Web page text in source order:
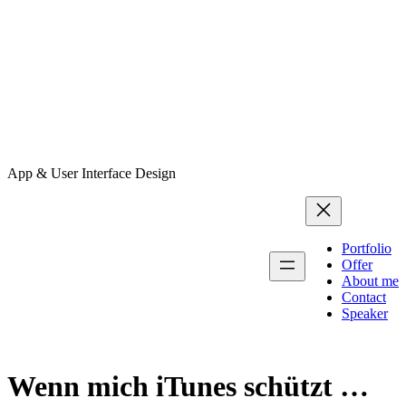
App & User Interface Design
Portfolio
Offer
About me
Contact
Speaker
Wenn mich iTunes schützt …